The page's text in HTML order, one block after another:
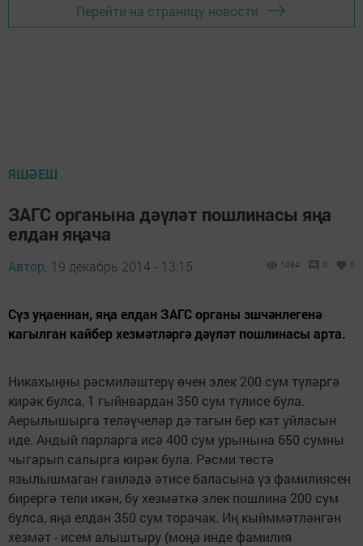
Перейти на страницу новости
ЯШӘЕШ
ЗАГС органына дәүләт пошлинасы яңа
елдан яңача
Автор, 19 декабрь 2014 - 13:15 1084 0 0
Cүз уңаеннан, яңа елдан ЗАГС органы эшчәнлегенә
кагылган кайбер хезмәтләргә дәүләт пошлинасы арта.
Никахыңны рәсмиләштерү өчен элек 200 сум түләргә
кирәк булса, 1 гыйнвардан 350 сум түлисе була.
Аерылышырга теләүчеләр дә тагын бер кат уйласын
иде. Андый парларга исә 400 сум урынына 650 сумны
чыгарып салырга кирәк була. Рәсми төстә
язылышмаган гаиләдә әтисе баласына үз фамилиясен
бирергә тели икән, бу хезмәткә элек пошлина 200 сум
булса, яңа елдан 350 сум торачак. Иң кыйммәтләнгән
хезмәт - исем алыштыру (моңа инде фамилия